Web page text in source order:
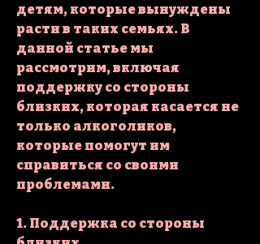
детям, которые вынуждены
расти в таких семьях. В
данной статье мы
рассмотрим, включая
поддержку со стороны
близких, которая касается не
только алкоголиков,
которые помогут им
справиться со своими
проблемами.
1. Поддержка со стороны